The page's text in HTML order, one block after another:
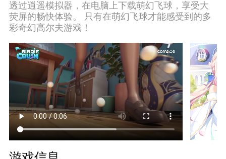
透过逍遥模拟器，在电脑上下载萌幻飞球，享受大
荧屏的畅快体验。 只有在萌幻飞球才能感受到的多
彩奇幻高尔夫游戏！